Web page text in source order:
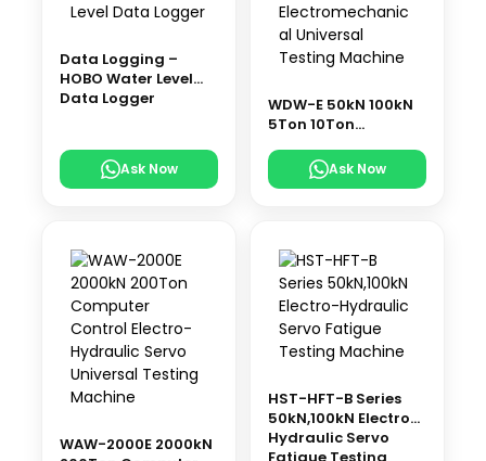
Data Logging –
HOBO Water Level
Data Logger
Ask Now
WDW-E 50kN 100kN
5Ton 10Ton
Universal Testing
Machine
Ask Now
WAW-2000E 2000kN
HST-HFT-B Series
50kN,100kN Electro-
Hydraulic Servo